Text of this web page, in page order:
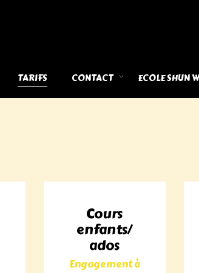
TARIFS CONTACT ECOLE SHUN
Cours
enfants/
ados
Engagement à